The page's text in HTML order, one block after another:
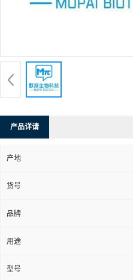
产品详请
产地
货号
品牌
用途
型号